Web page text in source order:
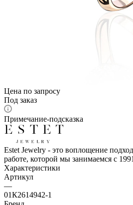
Цена по запросу
Под заказ
Примечание-подсказка
Estet Jewelry - это воплощение
работе, которой мы занимаемся с
Характеристики
Артикул
—
01К2614942-1